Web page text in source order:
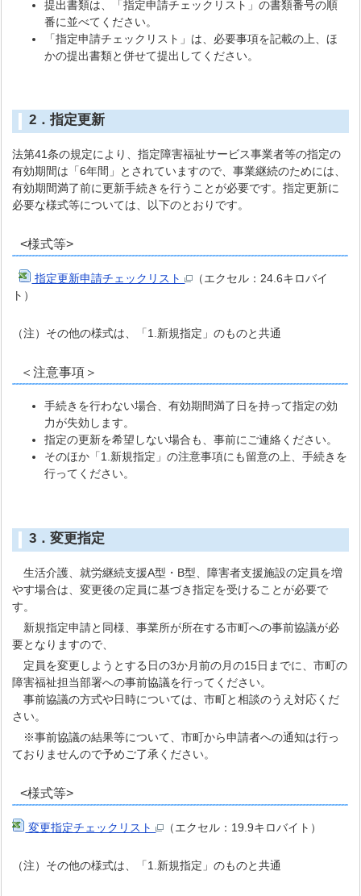
提出書類は、「指定申請チェックリスト」の書類番号の順
番に並べてください。
「指定申請チェックリスト」は、必要事項を記載の上、ほ
かの提出書類と併せて提出してください。
2．指定更新
法第41条の規定により、指定障害福祉サービス事業者等の指定の
有効期間は「6年間」とされていますので、事業継続のためには、
有効期間満了前に更新手続きを行うことが必要です。指定更新に
必要な様式等については、以下のとおりです。
<様式等>
指定更新申請チェックリスト
（エクセル：24.6キロバイ
ト）
（注）その他の様式は、「1.新規指定」のものと共通
＜注意事項＞
手続きを行わない場合、有効期間満了日を持って指定の効
力が失効します。
指定の更新を希望しない場合も、事前にご連絡ください。
そのほか「1.新規指定」の注意事項にも留意の上、手続きを
行ってください。
3．変更指定
生活介護、就労継続支援A型・B型、障害者支援施設の定員を増
やす場合は、変更後の定員に基づき指定を受けることが必要で
す。
新規指定申請と同様、事業所が所在する市町への事前協議が必
要となりますので、
定員を変更しようとする日の3か月前の月の15日までに、市町の
障害福祉担当部署への事前協議を行ってください。
事前協議の方式や日時については、市町と相談のうえ対応くだ
さい。
※事前協議の結果等について、市町から申請者への通知は行っ
ておりませんので予めご了承ください。
<様式等>
変更指定チェックリスト （エクセル：19.9キロバイト）
（注）その他の様式は、「1.新規指定」のものと共通